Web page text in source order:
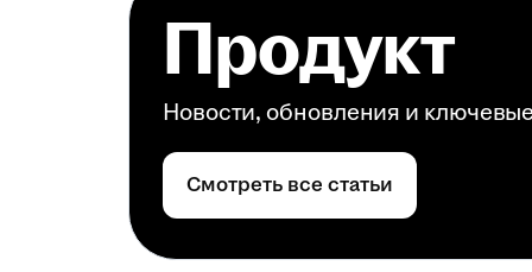
Продукт
Новости, обновления и
Смотреть все статьи